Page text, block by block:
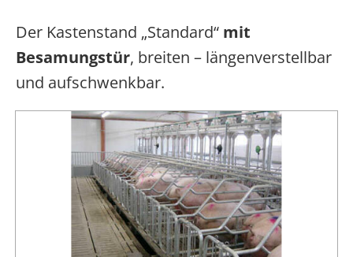
Der Kastenstand „Standard“ mit
Besamungstür, breiten – längenverstellbar
und aufschwenkbar.